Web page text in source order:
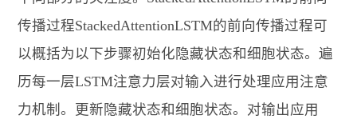
传播过程StackedAttentionLSTM的前向传播过程可
以概括为以下步骤初始化隐藏状态和细胞状态。遍
历每一层LSTM注意力层对输入进行处理应用注意
力机制。更新隐藏状态和细胞状态。对输出应用